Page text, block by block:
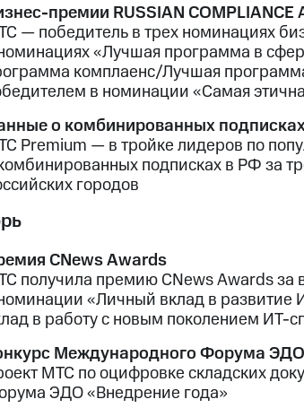
премии RUSSIAN COMPLIANCE
— победитель в трех номинациях
«Лучшая программа в
комплаенс/Лучшая
в номинации «Самая
о комбинированных
Premium — в тройке лидеров по
подписках в РФ за
городов
CNews Awards
получила премию CNews Awards за
«Личный вклад в развитие
в работу с новым поколением ИТ-
Международного Форума ЭДО
МТС по оцифровке складских
ЭДО «Внедрение года»